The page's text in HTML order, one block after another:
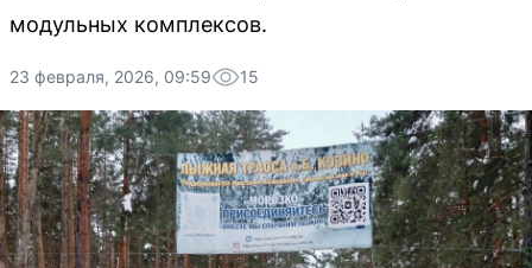
модульных комплексов.
23 февраля, 2026, 09:59 15